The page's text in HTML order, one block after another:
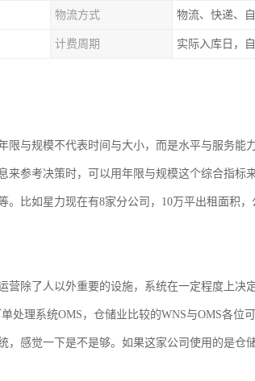
物流方式 物流、快递、
计费周期 实际入库日，
与规模不代表时间与大小，而是水平与服务能
来参考决策时，可以用年限与规模这个综合指标
。比如星力现在有8家分公司，10万平出租面积，
除了人以外重要的设施，系统在一定程度上决
处理系统OMS，仓储业比较的WNS与OMS各位
感觉一下是不是够。如果这家公司使用的是仓